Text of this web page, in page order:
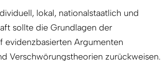
lokal, nationalstaatlich und
sollte die Grundlagen der
evidenzbasierten Argumenten
Verschwörungstheorien zurückweisen.